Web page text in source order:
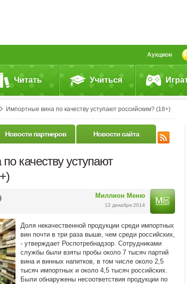
Аукцион
Читать Учиться
Импортные вина по качеству уступают российским? (18+)
Новости партнеров Новости сайта
качеству уступают
Миллион Меню
12 декабря 2014
Доля некачественной продукции среди импортных
вин почти в три раза выше, чем среди российских,
- утверждает Роспотребнадзор. Сотрудниками
службы были взяты пробы около 7 тысяч партий
вина и винных напитков, в том числе около 2,5
тысяч импортных и около 4,5 тысяч российских.
Были обнаружены несоответствия продукции по